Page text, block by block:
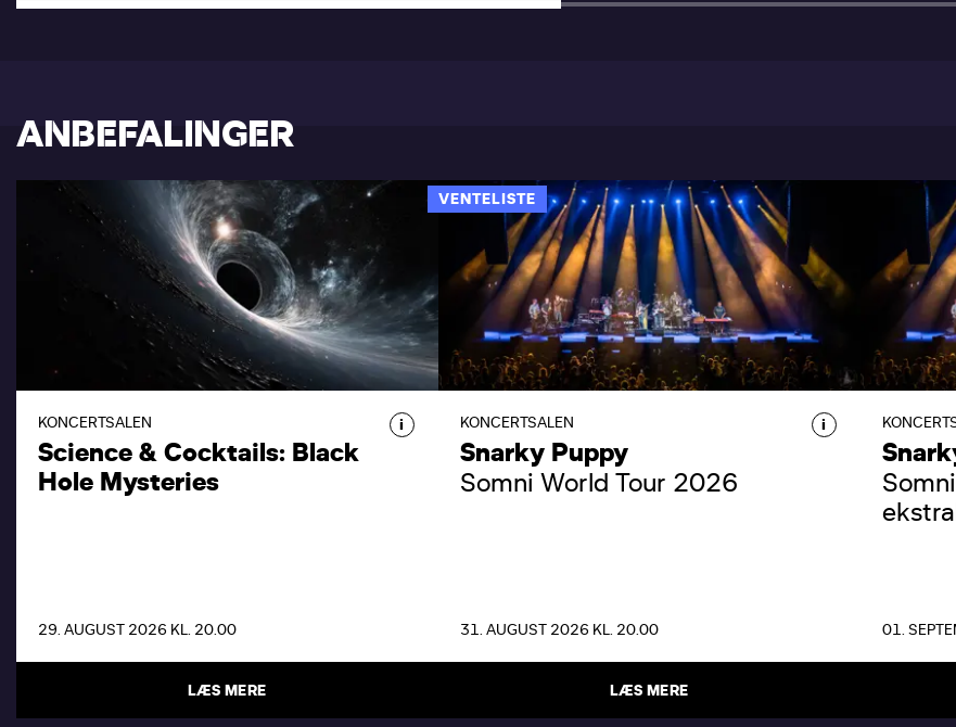
ANBEFALINGER
KONCERTSALEN
Science & Cocktails: Black
Hole Mysteries
i
29. AUGUST 2026 KL. 20.00
LÆS MERE
SCIENCE & COCKTAILS: BLACK HOLE
MYSTERIES
SCIENCE & COCKTAILS: BLACK
HOLE MYSTERIES
Oplev Black Hole Mysteries i DR
inviterer til en aften om universets
største mysterier.
VENTELISTE
KONCERTSALEN
Snarky Puppy
Somni World Tour 2026
i
31. AUGUST 2026 KL. 20.00
LÆS MERE
SNARKY PUPPY
SNARKY PUPPY
Snarky Puppy, femdobbelte
GRAMMY-vindere, gæster DR
Koncerthuset og fylder Koncertsalen
kompromisløse lyd.
01.